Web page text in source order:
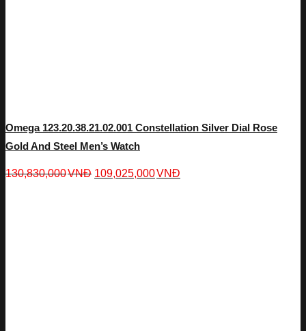
Omega 123.20.38.21.02.001 Constellation Silver Dial Rose
Gold And Steel Men’s Watch
130,830,000VNĐ 109,025,000VNĐ